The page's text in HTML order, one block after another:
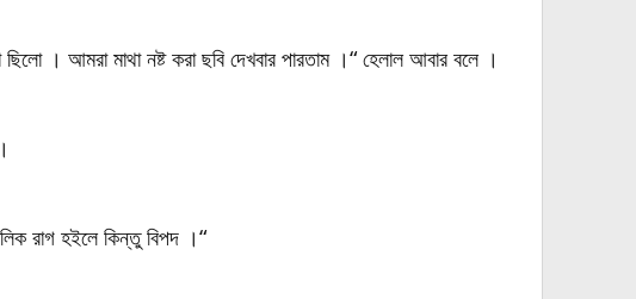
। আমরা মাথা নষ্ট করা ছবি দেখবার পারতাম ।“ হেলাল আবার বলে ।
রাগ হইলে কিন্তু বিপদ ।“